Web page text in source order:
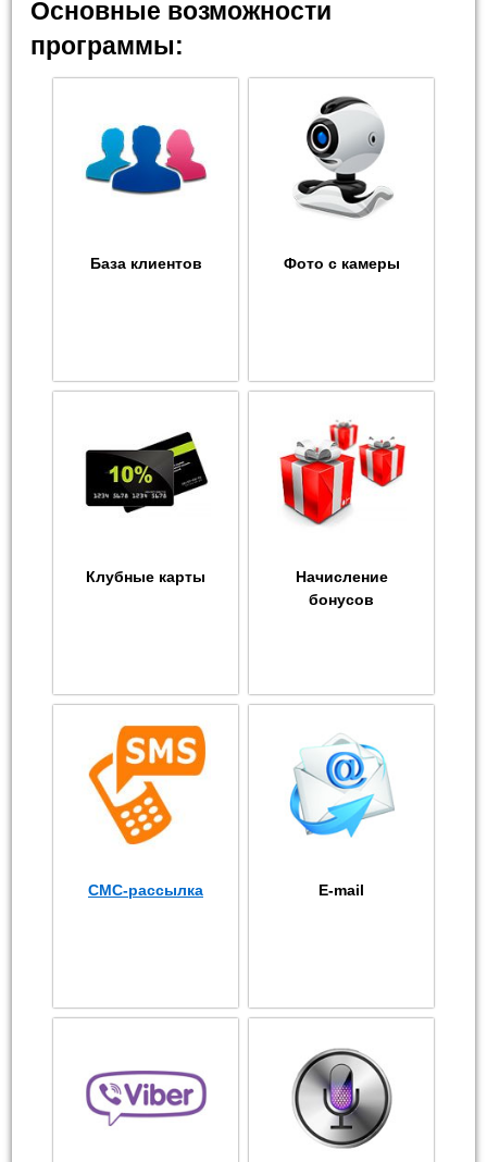
Основные возможности
программы:
База клиентов Фото с камеры
Клубные карты
Начисление
бонусов
СМС-рассылка E-mail